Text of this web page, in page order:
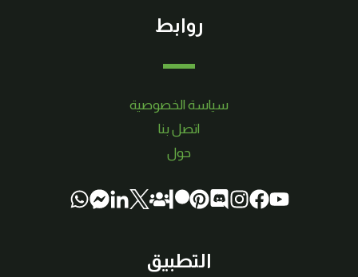
روابط
سياسة الخصوصية
اتصل بنا
حول
التطبيق